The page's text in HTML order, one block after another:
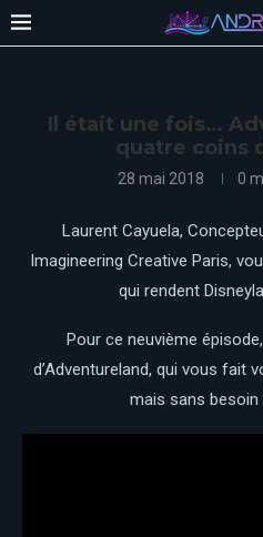
Il était une fois…
quatre coins
28 mai 2018 0
Laurent Cayuela,
Imagineering Creative Paris,
qui rendent
Pour ce neuvième
d’Adventureland, qui vous fait
mais sans